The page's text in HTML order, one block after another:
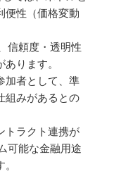
便性（価格変動
信頼度・透明性
ります。
加者として、準
組みがあるとの
トラクト連携が
可能な金融用途